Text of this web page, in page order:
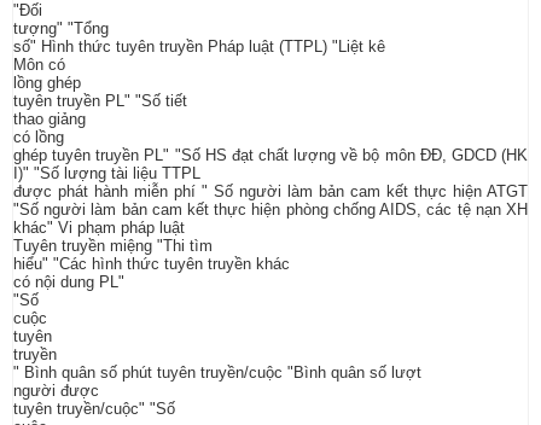
"Đối
tượng" "Tổng
số" Hình thức tuyên truyền Pháp luật (TTPL) "Liệt kê
Môn có
lồng ghép
tuyên truyền PL" "Số tiết
thao giảng
có lồng
ghép tuyên truyền PL" "Số HS đạt chất lượng về bộ môn ĐĐ, GDCD (HK
I)" "Số lượng tài liệu TTPL
được phát hành miễn phí " Số người làm bản cam kết thực hiện ATGT
"Số người làm bản cam kết thực hiện phòng chống AIDS, các tệ nạn XH
khác" Vi phạm pháp luật
Tuyên truyền miệng "Thi tìm
hiểu" "Các hình thức tuyên truyền khác
có nội dung PL"
"Số
cuộc
tuyên
truyền
" Bình quân số phút tuyên truyền/cuộc "Bình quân số lượt
người được
tuyên truyền/cuộc" "Số